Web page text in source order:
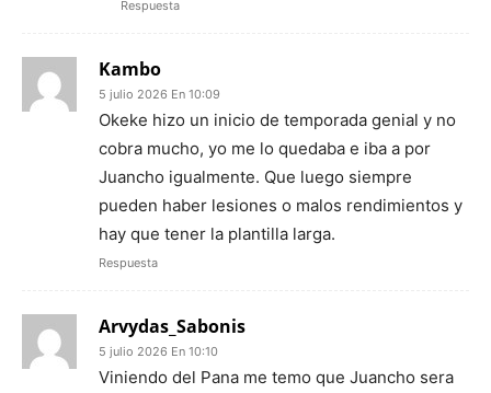
Respuesta
Kambo
5 julio 2026 En 10:09
Okeke hizo un inicio de temporada genial y no
cobra mucho, yo me lo quedaba e iba a por
Juancho igualmente. Que luego siempre
pueden haber lesiones o malos rendimientos y
hay que tener la plantilla larga.
Respuesta
Arvydas_Sabonis
5 julio 2026 En 10:10
Viniendo del Pana me temo que Juancho sera